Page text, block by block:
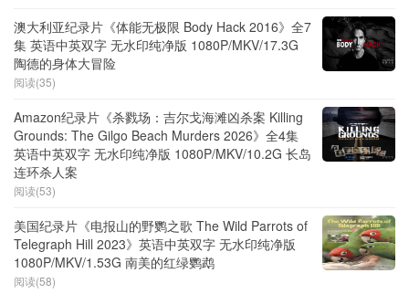
澳大利亚纪录片《体能无极限 Body Hack 2016》全7
集 英语中英双字 无水印纯净版 1080P/MKV/17.3G
陶德的身体大冒险
阅读(35)
Amazon纪录片《杀戮场：吉尔戈海滩凶杀案 Killing
Grounds: The Gilgo Beach Murders 2026》全4集
英语中英双字 无水印纯净版 1080P/MKV/10.2G 长岛
连环杀人案
阅读(53)
美国纪录片《电报山的野鹦之歌 The Wild Parrots of
Telegraph Hill 2023》英语中英双字 无水印纯净版
1080P/MKV/1.53G 南美的红绿鹦鹉
阅读(58)